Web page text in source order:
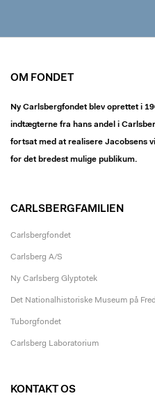
OM FONDET
Ny Carlsbergfondet blev oprettet i
indtægterne fra hans andel i
fortsat med at realisere Jacobsens
for det bredest mulige publikum.
CARLSBERGFAMILIEN
Carlsbergfondet
Carlsberg A/S
Ny Carlsberg Glyptotek
Det Nationalhistoriske Museum på
Tuborgfondet
Carlsberg Laboratorium
KONTAKT OS